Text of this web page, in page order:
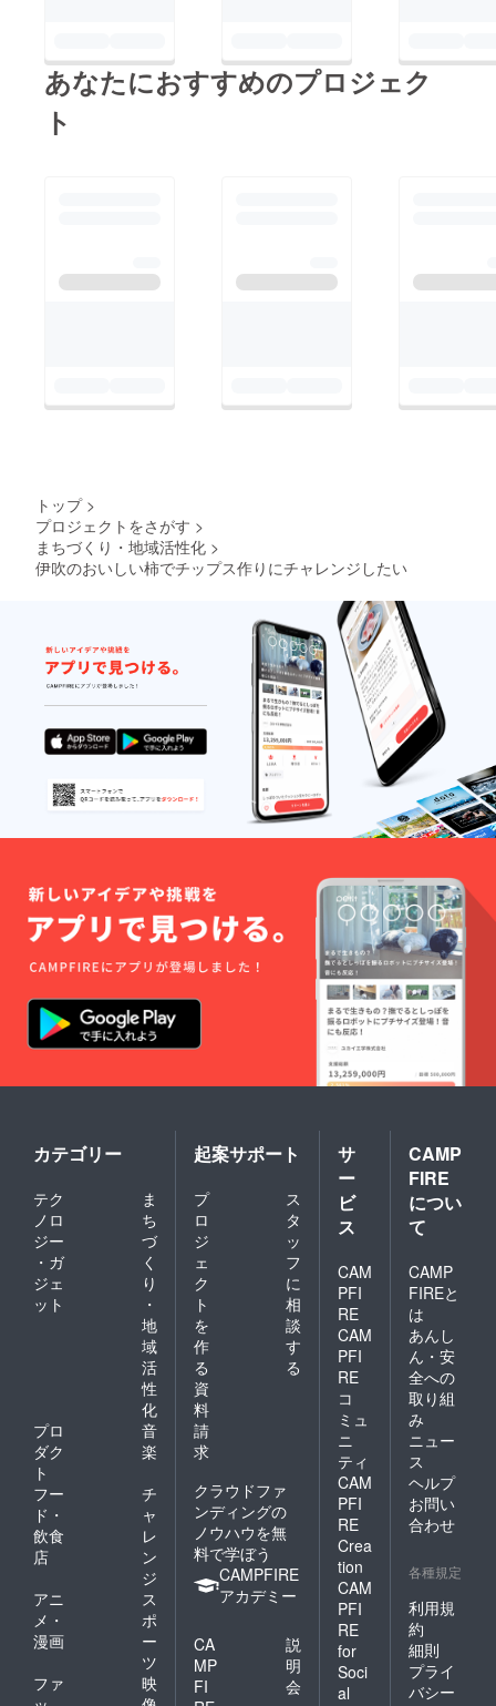
あなたにおすすめのプロジェク
ト
トップ >
プロジェクトをさがす >
まちづくり・地域活性化 >
伊吹のおいしい柿でチップス作りにチャレンジしたい
カテゴリー
テク
ノロ
ジー
・ガ
ジェ
ット
ま
ち
づ
く
り
・
地
域
活
性
化
プロ
ダク
ト
音
楽
フー
ド・
飲食
店
チ
ャ
レ
ン
ジ
アニ
メ・
漫画
ス
ポ
ー
ツ
ファ
映
起案サポート
プ
ロ
ジ
ェ
ク
ト
を
作
る
ス
タ
ッ
フ
に
相
談
す
る
資
料
請
求
クラウドファ
ンディングの
ノウハウを無
料で学ぼう
CAMPFIRE
アカデミー
CA
MP
FI
説
明
会
サ
ー
ビ
ス
CAM
PFI
RE
CAM
PFI
RE
コ
ミュ
ニ
ティ
CAM
PFI
RE
Crea
tion
CAM
PFI
RE
for
Soci
al
CAMP
FIRE
につい
て
CAMP
FIREと
は
あんし
ん・安
全への
取り組
み
ニュー
ス
ヘルプ
お問い
合わせ
各種規定
利用規
約
細則
プライ
バシー